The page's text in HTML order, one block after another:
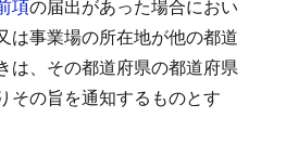
項の届出があった場合におい
は事業場の所在地が他の都道
は、その都道府県の都道府県
その旨を通知するものとす